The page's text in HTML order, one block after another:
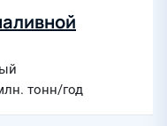
тонн/год